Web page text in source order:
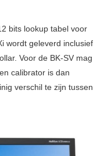
bits lookup tabel voor
wordt geleverd inclusief
Voor de BK-SV mag
calibrator is dan
verschil te zijn tussen